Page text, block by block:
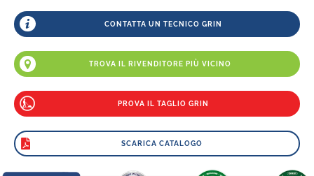
CONTATTA UN TECNICO GRIN
TROVA IL RIVENDITORE PIÙ VICINO
PROVA IL TAGLIO GRIN
SCARICA CATALOGO